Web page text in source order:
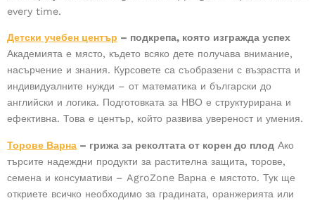
every time.
Детски учебен център – подкрепа, която изгражда успех
Академията е място, където всяко дете получава внимание,
насърчение и знания. Курсовете са съобразени с възрастта и
индивидуалните нужди – от математика и български до
английски и логика. Подготовката за НВО е структурирана и
ефективна. Това е център, който развива увереност и умения.
Торове Варна – грижа за реколтата от корен до плод Ако
търсите надеждни продукти за растителна защита, торове,
семена и консумативи – AgroZone Варна е мястото. Тук ще
откриете всичко необходимо за градината, оранжерията или